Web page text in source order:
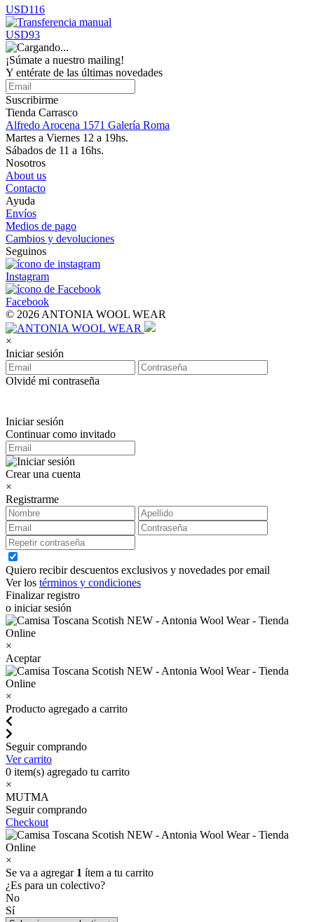
USD116
USD93
¡Súmate a nuestro mailing!
Y entérate de las últimas novedades
Suscribirme
Tienda Carrasco
Alfredo Arocena 1571 Galería Roma
Martes a Viernes 12 a 19hs.
Sábados de 11 a 16hs.
Nosotros
About us
Contacto
Ayuda
Envíos
Medios de pago
Cambios y devoluciones
Seguinos
Instagram
Facebook
© 2026 ANTONIA WOOL WEAR
×
Iniciar sesión
Olvidé mi contraseña
Iniciar sesión
Continuar como invitado
Crear una cuenta
×
Registrarme
Quiero recibir descuentos exclusivos y novedades por email
Ver los términos y condiciones
Finalizar registro
o iniciar sesión
×
Aceptar
×
Producto agregado a carrito
Seguir comprando
Ver carrito
0 item(s) agregado tu carrito
×
MUTMA
Seguir comprando
Checkout
×
Se va a agregar 1 ítem a tu carrito
¿Es para un colectivo?
No
Sí